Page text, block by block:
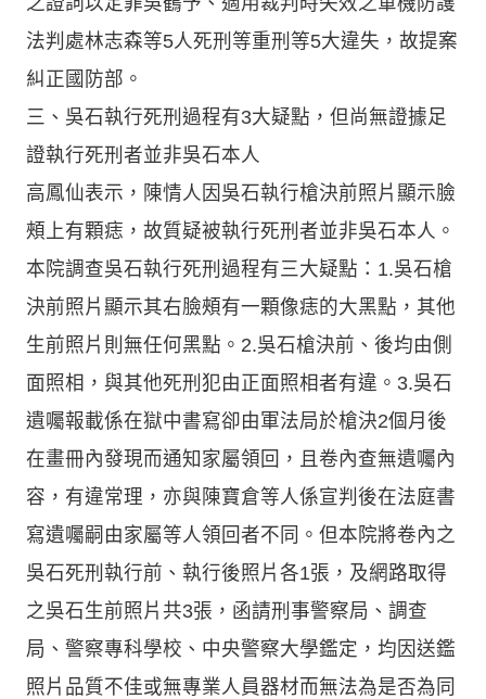
法判處林志森等5人死刑等重刑等5大違失，故提案
糾正國防部。
三、吳石執行死刑過程有3大疑點，但尚無證據足
證執行死刑者並非吳石本人
高鳳仙表示，陳情人因吳石執行槍決前照片顯示臉
頰上有顆痣，故質疑被執行死刑者並非吳石本人。
本院調查吳石執行死刑過程有三大疑點：1.吳石槍
決前照片顯示其右臉頰有一顆像痣的大黑點，其他
生前照片則無任何黑點。2.吳石槍決前、後均由側
面照相，與其他死刑犯由正面照相者有違。3.吳石
遺囑報載係在獄中書寫卻由軍法局於槍決2個月後
在畫冊內發現而通知家屬領回，且卷內查無遺囑內
容，有違常理，亦與陳寶倉等人係宣判後在法庭書
寫遺囑嗣由家屬等人領回者不同。但本院將卷內之
吳石死刑執行前、執行後照片各1張，及網路取得
之吳石生前照片共3張，函請刑事警察局、調查
局、警察專科學校、中央警察大學鑑定，均因送鑑
照片品質不佳或無專業人員器材而無法為是否為同